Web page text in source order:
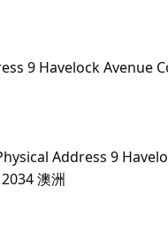
9 Havelock Avenue